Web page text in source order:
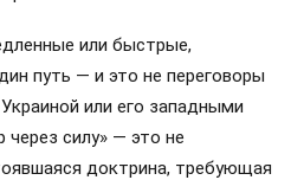
или быстрые,
путь — и это не переговоры
или его западными
через силу» — это не
доктрина, требующая